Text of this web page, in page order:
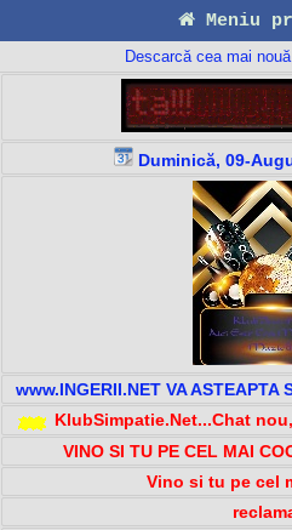
Meniu
Descarcă cea mai
Duminică, 09-
www.INGERII.NET VA ASTEAPTA
KlubSimpatie.Net...Chat
VINO SI TU PE CEL MAI
Vino si tu pe cel